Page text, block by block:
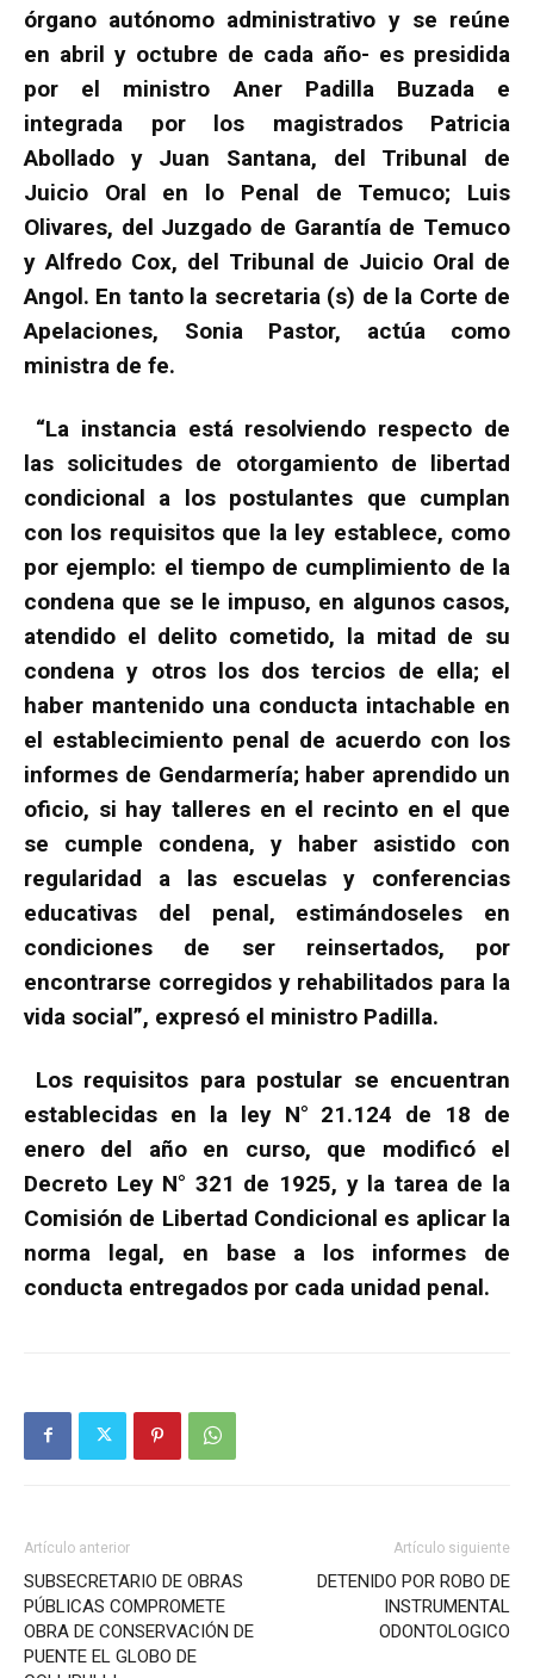
órgano autónomo administrativo y se reúne
en abril y octubre de cada año- es presidida
por el ministro Aner Padilla Buzada e
integrada por los magistrados Patricia
Abollado y Juan Santana, del Tribunal de
Juicio Oral en lo Penal de Temuco; Luis
Olivares, del Juzgado de Garantía de Temuco
y Alfredo Cox, del Tribunal de Juicio Oral de
Angol. En tanto la secretaria (s) de la Corte de
Apelaciones, Sonia Pastor, actúa como
ministra de fe.
“La instancia está resolviendo respecto de
las solicitudes de otorgamiento de libertad
condicional a los postulantes que cumplan
con los requisitos que la ley establece, como
por ejemplo: el tiempo de cumplimiento de la
condena que se le impuso, en algunos casos,
atendido el delito cometido, la mitad de su
condena y otros los dos tercios de ella; el
haber mantenido una conducta intachable en
el establecimiento penal de acuerdo con los
informes de Gendarmería; haber aprendido un
oficio, si hay talleres en el recinto en el que
se cumple condena, y haber asistido con
regularidad a las escuelas y conferencias
educativas del penal, estimándoseles en
condiciones de ser reinsertados, por
encontrarse corregidos y rehabilitados para la
vida social”, expresó el ministro Padilla.
Los requisitos para postular se encuentran
establecidas en la ley N° 21.124 de 18 de
enero del año en curso, que modificó el
Decreto Ley N° 321 de 1925, y la tarea de la
Comisión de Libertad Condicional es aplicar la
norma legal, en base a los informes de
conducta entregados por cada unidad penal.
Artículo anterior
SUBSECRETARIO DE OBRAS
PÚBLICAS COMPROMETE
OBRA DE CONSERVACIÓN DE
PUENTE EL GLOBO DE
Artículo siguiente
DETENIDO POR ROBO DE
INSTRUMENTAL
ODONTOLOGICO